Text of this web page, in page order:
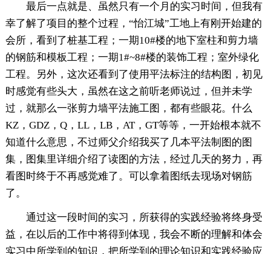
最后一点就是、虽然只有一个月的实习时间，但我有
幸了解了项目的整个过程，“怡江城”工地上有刚开始建的
会所，看到了桩基工程；一期10#楼的地下室柱和剪力墙
的钢筋和模板工程；一期1#~8#楼的装饰工程；室外绿化
工程。另外，这次还看到了使用平法标注的结构图，初见
时感觉有些头大，虽然在这之前听老师说过，但并未学
过，就那么一张剪力墙平法施工图，都有些眼花。什么
KZ，GDZ，Q，LL，LB，AT，GT等等，一开始根本就不
知道什么意思，不过师父介绍我买了几本平法制图的图
集，图集里详细介绍了读图的方法，经过几天的努力，再
看图时终于不再感觉难了。可以拿着图纸去现场对钢筋
了。
通过这一段时间的实习，所获得的实践经验将终身受
益，在以后的工作中将得到体现，我会不断的理解和体会
实习中所学到的知识，把所学到的理论知识和实践经验应